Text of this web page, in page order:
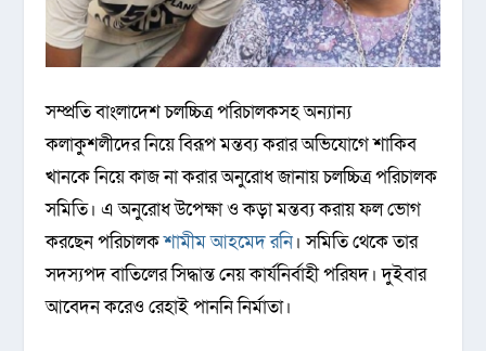
সম্প্রতি বাংলাদেশ চলচ্চিত্র পরিচালকসহ অন্যান্য
কলাকুশলীদের নিয়ে বিরূপ মন্তব্য করার অভিযোগে শাকিব
খানকে নিয়ে কাজ না করার অনুরোধ জানায় চলচ্চিত্র পরিচালক
সমিতি। এ অনুরোধ উপেক্ষা ও কড়া মন্তব্য করায় ফল ভোগ
করছেন পরিচালকশামীম আহমেদ রনি। সমিতি থেকে তার
সদস্যপদ বাতিলের সিদ্ধান্ত নেয় কার্যনির্বাহী পরিষদ। দুইবার
আবেদন করেও রেহাই পাননি নির্মাতা।